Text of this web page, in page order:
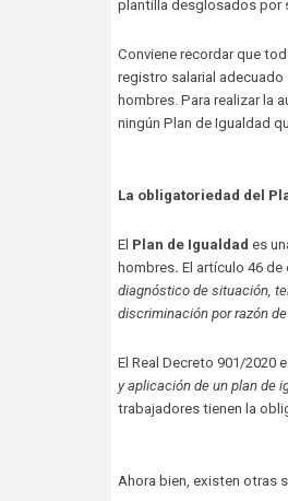
plantilla desglosados por
Conviene recordar que
registro salarial adecuado
hombres. Para realizar la
ningún Plan de Igualdad
La obligatoriedad del
El Plan de Igualdad es
hombres. El artículo 46 de
diagnóstico de situación,
discriminación por razón
El Real Decreto 901/2020
y aplicación de un plan de
trabajadores tienen la
Ahora bien, existen otras